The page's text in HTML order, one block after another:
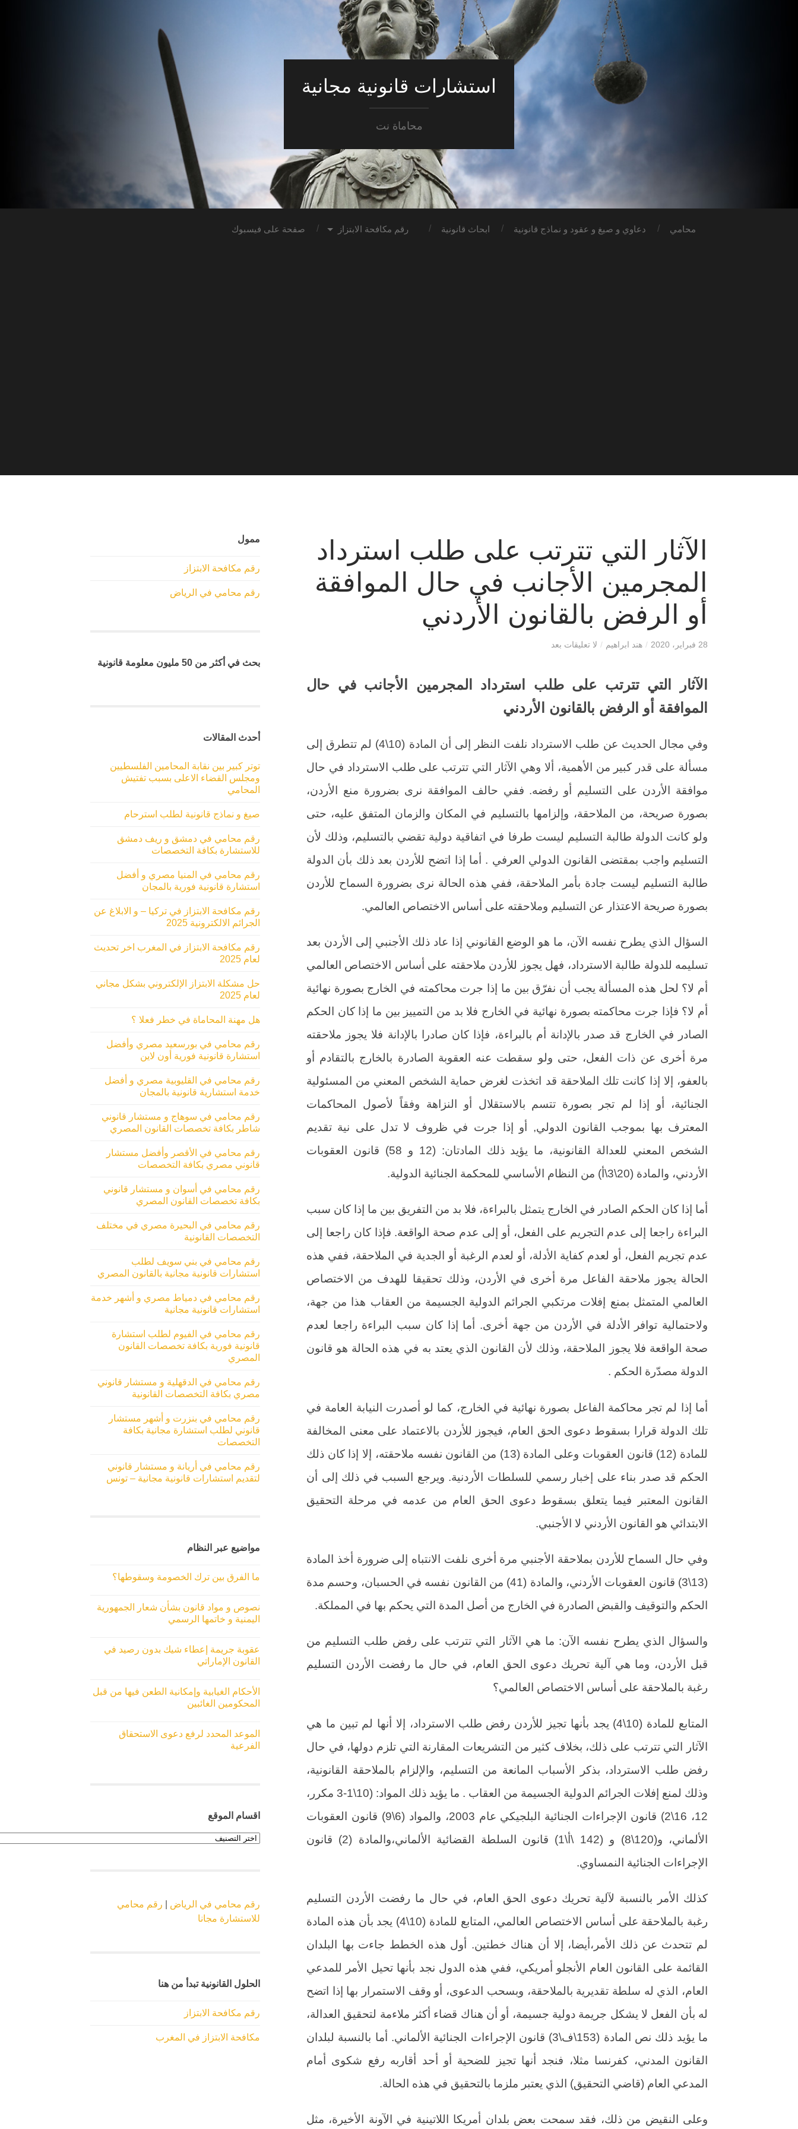
استشارات قانونية مجانية
محاماة نت
محامي دعاوي و صيغ و عقود و نماذج قانونية ابحاث قانونية رقم مكافحة الابتزاز صفحة على فيسبوك
الآثار التي تترتب على طلب استرداد
المجرمين الأجانب في حال الموافقة
أو الرفض بالقانون الأردني
28 فبراير، 2020 / هند ابراهيم / لا تعليقات بعد
الآثار التي تترتب على طلب استرداد المجرمين الأجانب في حال
الموافقة أو الرفض بالقانون الأردني
وفي مجال الحديث عن طلب الاسترداد نلفت النظر إلى أن المادة (10\4) لم تتطرق إلى
مسألة على قدر كبير من الأهمية، ألا وهي الآثار التي تترتب على طلب الاسترداد في حال
موافقة الأردن على التسليم أو رفضه. ففي حالف الموافقة نرى بضرورة منع الأردن،
بصورة صريحة، من الملاحقة، وإلزامها بالتسليم في المكان والزمان المتفق عليه، حتى
ولو كانت الدولة طالبة التسليم ليست طرفا في اتفاقية دولية تقضي بالتسليم، وذلك لأن
التسليم واجب بمقتضى القانون الدولي العرفي . أما إذا اتضح للأردن بعد ذلك بأن الدولة
طالبة التسليم ليست جادة بأمر الملاحقة، ففي هذه الحالة نرى بضرورة السماح للأردن
بصورة صريحة الاعتذار عن التسليم وملاحقته على أساس الاختصاص العالمي.
السؤال الذي يطرح نفسه الآن، ما هو الوضع القانوني إذا عاد ذلك الأجنبي إلى الأردن بعد
تسليمه للدولة طالبة الاسترداد، فهل يجوز للأردن ملاحقته على أساس الاختصاص العالمي
أم لا؟ لحل هذه المسألة يجب أن نفرّق بين ما إذا جرت محاكمته في الخارج بصورة نهائية
أم لا؟ فإذا جرت محاكمته بصورة نهائية في الخارج فلا بد من التمييز بين ما إذا كان الحكم
الصادر في الخارج قد صدر بالإدانة أم بالبراءة، فإذا كان صادرا بالإدانة فلا يجوز ملاحقته
مرة أخرى عن ذات الفعل، حتى ولو سقطت عنه العقوبة الصادرة بالخارج بالتقادم أو
بالعفو، إلا إذا كانت تلك الملاحقة قد اتخذت لغرض حماية الشخص المعني من المسئولية
الجنائية، أو إذا لم تجر بصورة تتسم بالاستقلال أو النزاهة وفقاً لأصول المحاكمات
المعترف بها بموجب القانون الدولي, أو إذا جرت في ظروف لا تدل على نية تقديم
الشخص المعني للعدالة القانونية، ما يؤيد ذلك المادتان: (12 و 58) قانون العقوبات
الأردني، والمادة (20\3\أ) من النظام الأساسي للمحكمة الجنائية الدولية.
أما إذا كان الحكم الصادر في الخارج يتمثل بالبراءة، فلا بد من التفريق بين ما إذا كان سبب
البراءة راجعا إلى عدم التجريم على الفعل، أو إلى عدم صحة الواقعة. فإذا كان راجعا إلى
عدم تجريم الفعل، أو لعدم كفاية الأدلة، أو لعدم الرغبة أو الجدية في الملاحقة، ففي هذه
الحالة يجوز ملاحقة الفاعل مرة أخرى في الأردن، وذلك تحقيقا للهدف من الاختصاص
العالمي المتمثل بمنع إفلات مرتكبي الجرائم الدولية الجسيمة من العقاب هذا من جهة،
ولاحتمالية توافر الأدلة في الأردن من جهة أخرى. أما إذا كان سبب البراءة راجعا لعدم
صحة الواقعة فلا يجوز الملاحقة، وذلك لأن القانون الذي يعتد به في هذه الحالة هو قانون
الدولة مصدّرة الحكم .
أما إذا لم تجر محاكمة الفاعل بصورة نهائية في الخارج، كما لو أصدرت النيابة العامة في
تلك الدولة قرارا بسقوط دعوى الحق العام، فيجوز للأردن بالاعتماد على معنى المخالفة
للمادة (12) قانون العقوبات وعلى المادة (13) من القانون نفسه ملاحقته، إلا إذا كان ذلك
الحكم قد صدر بناء على إخبار رسمي للسلطات الأردنية. ويرجع السبب في ذلك إلى أن
القانون المعتبر فيما يتعلق بسقوط دعوى الحق العام من عدمه في مرحلة التحقيق
الابتدائي هو القانون الأردني لا الأجنبي.
وفي حال السماح للأردن بملاحقة الأجنبي مرة أخرى نلفت الانتباه إلى ضرورة أخذ المادة
(13\3) قانون العقوبات الأردني، والمادة (41) من القانون نفسه في الحسبان، وحسم مدة
الحكم والتوقيف والقبض الصادرة في الخارج من أصل المدة التي يحكم بها في المملكة.
والسؤال الذي يطرح نفسه الآن: ما هي الآثار التي تترتب على رفض طلب التسليم من
قبل الأردن، وما هي آلية تحريك دعوى الحق العام، في حال ما رفضت الأردن التسليم
رغبة بالملاحقة على أساس الاختصاص العالمي؟
المتابع للمادة (10\4) يجد بأنها تجيز للأردن رفض طلب الاسترداد، إلا أنها لم تبين ما هي
الآثار التي تترتب على ذلك، بخلاف كثير من التشريعات المقارنة التي تلزم دولها، في حال
رفض طلب الاسترداد، بذكر الأسباب المانعة من التسليم، والإلزام بالملاحقة القانونية،
وذلك لمنع إفلات الجرائم الدولية الجسيمة من العقاب . ما يؤيد ذلك المواد: (10\1-3 مكرر،
12، 16\2) قانون الإجراءات الجنائية البلجيكي عام 2003، والمواد (6\9) قانون العقوبات
الألماني، و(120\8) و (142 \أ\1) قانون السلطة القضائية الألماني،والمادة (2) قانون
الإجراءات الجنائية النمساوي.
كذلك الأمر بالنسبة لآلية تحريك دعوى الحق العام، في حال ما رفضت الأردن التسليم
رغبة بالملاحقة على أساس الاختصاص العالمي، المتابع للمادة (10\4) يجد بأن هذه المادة
لم تتحدث عن ذلك الأمر،أيضا، إلا أن هناك خطتين. أول هذه الخطط جاءت بها البلدان
القائمة على القانون العام الأنجلو أمريكي، ففي هذه الدول نجد بأنها تحيل الأمر للمدعي
العام، الذي له سلطة تقديرية بالملاحقة، وبسحب الدعوى، أو وقف الاستمرار بها إذا اتضح
له بأن الفعل لا يشكل جريمة دولية جسيمة، أو أن هناك قضاء أكثر ملاءمة لتحقيق العدالة،
ما يؤيد ذلك نص المادة (153\ف\3) قانون الإجراءات الجنائية الألماني. أما بالنسبة لبلدان
القانون المدني، كفرنسا مثلا، فنجد أنها تجيز للضحية أو أحد أقاربه رفع شكوى أمام
المدعي العام (قاضي التحقيق) الذي يعتبر ملزما بالتحقيق في هذه الحالة.
وعلى النقيض من ذلك، فقد سمحت بعض بلدان أمريكا اللاتينية في الآونة الأخيرة، مثل
ممول
رقم مكافحة الابتزاز
رقم محامي في الرياض
بحث في أكثر من 50 مليون معلومة قانونية
أحدث المقالات
توتر كبير بين نقابة المحامين الفلسطيين
ومجلس القضاء الاعلى بسبب تفتيش
المحامي
صيغ و نماذج قانونية لطلب استرحام
رقم محامي في دمشق و ريف دمشق
للاستشارة بكافة التخصصات
رقم محامي في المنيا مصري و أفضل
استشارة قانونية فورية بالمجان
رقم مكافحة الابتزاز في تركيا – و الابلاغ عن
الجرائم الالكترونية 2025
رقم مكافحة الابتزاز في المغرب اخر تحديث
لعام 2025
حل مشكلة الابتزاز الإلكتروني بشكل مجاني
لعام 2025
هل مهنة المحاماة في خطر فعلا ؟
رقم محامي في بورسعيد مصري وأفضل
استشارة قانونية فورية أون لاين
رقم محامي في القليوبية مصري و أفضل
خدمة استشارية قانونية بالمجان
رقم محامي في سوهاج و مستشار قانوني
شاطر بكافة تخصصات القانون المصري
رقم محامي في الأقصر وأفضل مستشار
قانوني مصري بكافة التخصصات
رقم محامي في أسوان و مستشار قانوني
بكافة تخصصات القانون المصري
رقم محامي في البحيرة مصري في مختلف
التخصصات القانونية
رقم محامي في بني سويف لطلب
استشارات قانونية مجانية بالقانون المصري
رقم محامي في دمياط مصري و أشهر خدمة
استشارات قانونية مجانية
رقم محامي في الفيوم لطلب استشارة
قانونية فورية بكافة تخصصات القانون
المصري
رقم محامي في الدقهلية و مستشار قانوني
مصري بكافة التخصصات القانونية
رقم محامي في بنزرت و أشهر مستشار
قانوني لطلب استشارة مجانية بكافة
التخصصات
رقم محامي في أريانة و مستشار قانوني
لتقديم استشارات قانونية مجانية – تونس
مواضيع عبر النظام
ما الفرق بين ترك الخصومة وسقوطها؟
نصوص و مواد قانون بشأن شعار الجمهورية
اليمنية و خاتمها الرسمي
عقوبة جريمة إعطاء شيك بدون رصيد في
القانون الإماراتي
الأحكام الغيابية وإمكانية الطعن فيها من قبل
المحكومين الغائبين
الموعد المحدد لرفع دعوى الاستحقاق
الفرعية
اقسام الموقع
اقسام
الموقع
رقم محامي في الرياض
رقم محامي
للاستشارة مجانا
الحلول القانونية تبدأ من هنا
رقم مكافحة الابتزاز
مكافحة الابتزاز في المغرب